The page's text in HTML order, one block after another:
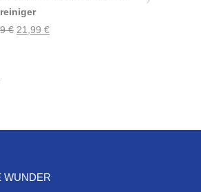
€ Ursprünglicher
21,99 €Aktueller
WUNDER